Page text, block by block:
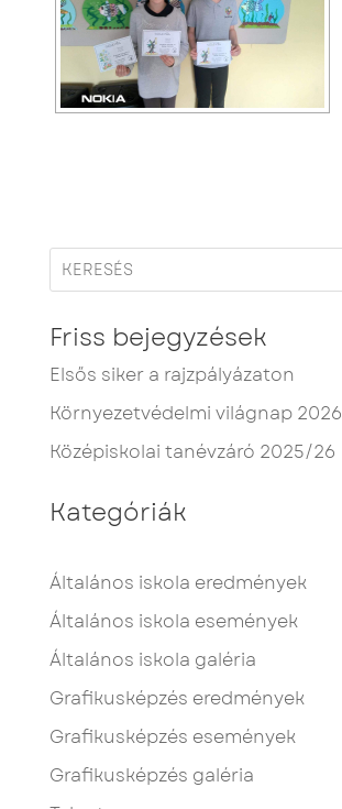
Friss bejegyzések
Elsős siker a rajzpályázaton
Környezetvédelmi világnap 2026
Középiskolai tanévzáró 2025/26
Kategóriák
Általános iskola eredmények
Általános iskola események
Általános iskola galéria
Grafikusképzés eredmények
Grafikusképzés események
Grafikusképzés galéria